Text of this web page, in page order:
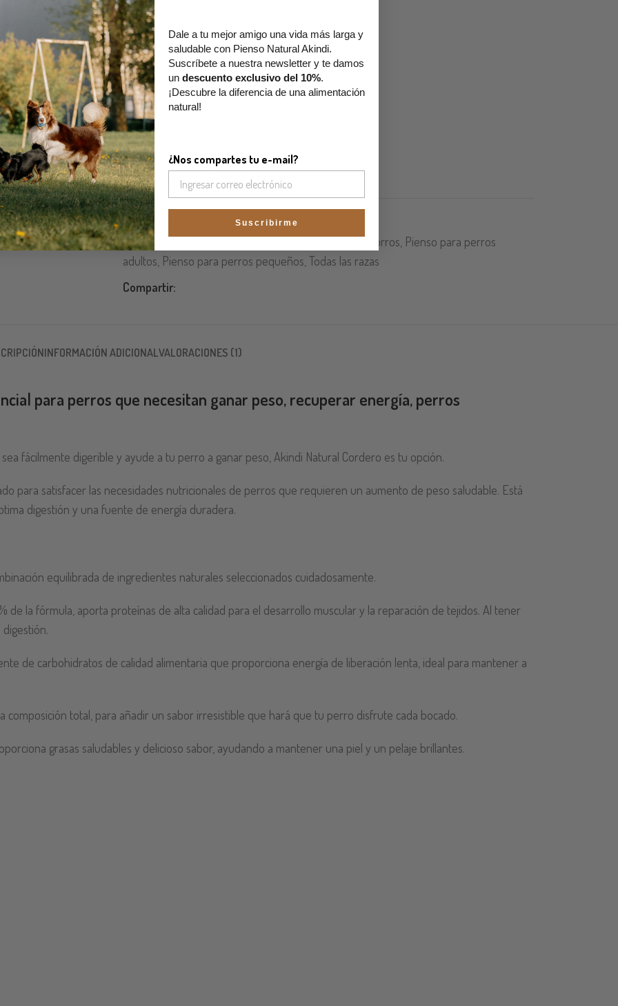
Comparar Añadir a favoritos
SKU:0006
Categorías:Pienso hipoalergénico,Pienso para Cachorros Pienso para perros
adultos Pienso para perros pequeños Todas las razas
Compartir:
INFORMACIÓN ADICIONALVALORACIONES (1)
para perros que necesitan ganar peso, recuperar energía, perros
fácilmente digerible y ayude a tu perro a ganar peso, Akindi Natural Cordero es tu opción.
para satisfacer las necesidades nutricionales de perros que requieren un aumento de peso saludable. Está
digestión y una fuente de energía duradera.
equilibrada de ingredientes naturales seleccionados cuidadosamente.
la fórmula, aporta proteínas de alta calidad para el desarrollo muscular y la reparación de tejidos. Al tener
de carbohidratos de calidad alimentaria que proporciona energía de liberación lenta, ideal para mantener a
total, para añadir un sabor irresistible que hará que tu perro disfrute cada bocado.
grasas saludables y delicioso sabor, ayudando a mantener una piel y un pelaje brillantes.
Dale a tu mejor amigo una vida más larga y
saludable con Pienso Natural Akindi.
Suscríbete a nuestra newsletter y te damos
un descuento exclusivo del 10%.
¡Descubre la diferencia de una alimentación
natural!
¿Nos compartes tu e-mail?
Suscribirme